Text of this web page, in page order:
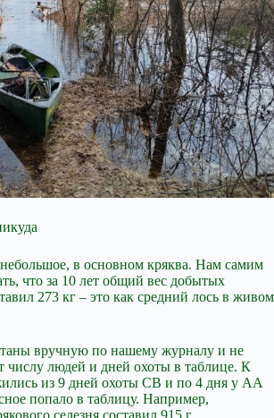
в основном кряква. Нам самим
что за 10 лет общий вес добытых
273 кг – это как средний лось в живом
вручную по нашему журналу и не
числу людей и дней охоты в таблице. К
из 9 дней охоты СВ и по 4 дня у АА
попало в таблицу. Например,
селезня составил 915 г,